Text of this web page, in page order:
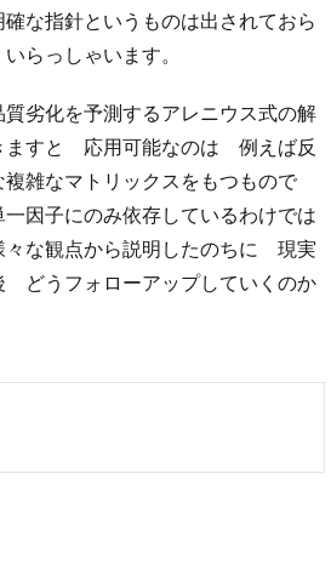
指針というものは出されておら
らっしゃいます。
劣化を予測するアレニウス式の解
ますと 応用可能なのは 例えば反
雑なマトリックスをもつもので
因子にのみ依存しているわけでは
な観点から説明したのちに 現実
どうフォローアップしていくのか